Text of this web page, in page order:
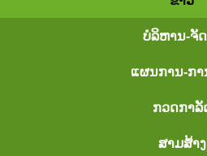
ບໍລິຫານ-ຈັ
ແຜນການ-ກາ
ກວດກາລັ
ສາມສ້າງ